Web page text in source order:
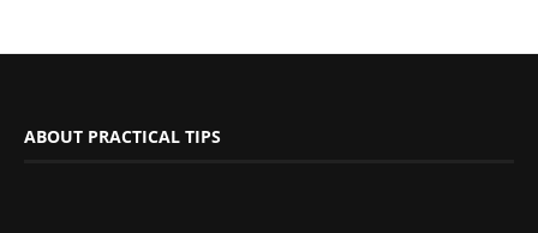
ABOUT PRACTICAL TIPS